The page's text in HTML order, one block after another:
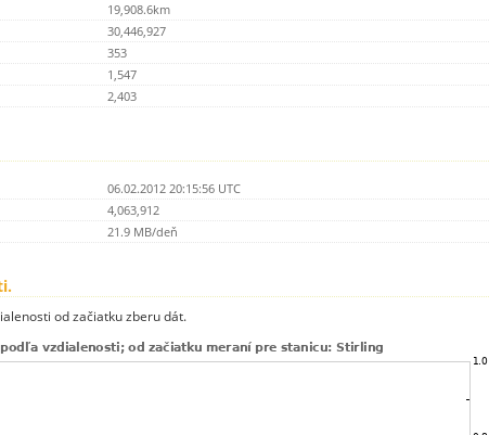
19,908.6km
30,446,927
353
1,547
2,403
06.02.2012 20:15:56 UTC
4,063,912
21.9 MB/deň
od začiatku zberu dát.